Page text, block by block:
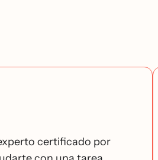
certificado por